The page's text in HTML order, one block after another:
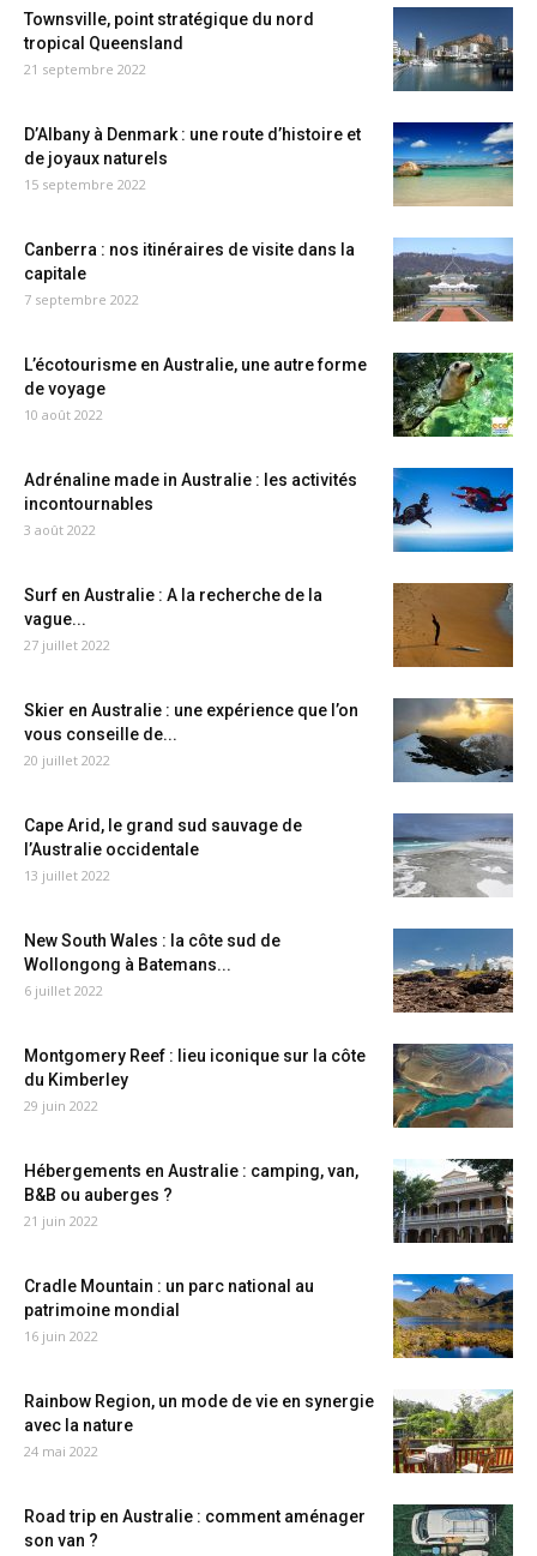
Townsville, point stratégique du nord
tropical Queensland
21 septembre 2022
D’Albany à Denmark : une route d’histoire et
de joyaux naturels
15 septembre 2022
Canberra : nos itinéraires de visite dans la
capitale
7 septembre 2022
L’écotourisme en Australie, une autre forme
de voyage
10 août 2022
Adrénaline made in Australie : les activités
incontournables
3 août 2022
Surf en Australie : A la recherche de la
vague...
27 juillet 2022
Skier en Australie : une expérience que l’on
vous conseille de...
20 juillet 2022
Cape Arid, le grand sud sauvage de
l’Australie occidentale
13 juillet 2022
New South Wales : la côte sud de
Wollongong à Batemans...
6 juillet 2022
Montgomery Reef : lieu iconique sur la côte
du Kimberley
29 juin 2022
Hébergements en Australie : camping, van,
B&B ou auberges ?
21 juin 2022
Cradle Mountain : un parc national au
patrimoine mondial
16 juin 2022
Rainbow Region, un mode de vie en synergie
avec la nature
24 mai 2022
Road trip en Australie : comment aménager
son van ?